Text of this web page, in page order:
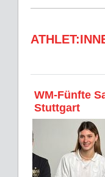
WM-Fünfte
Stuttgart